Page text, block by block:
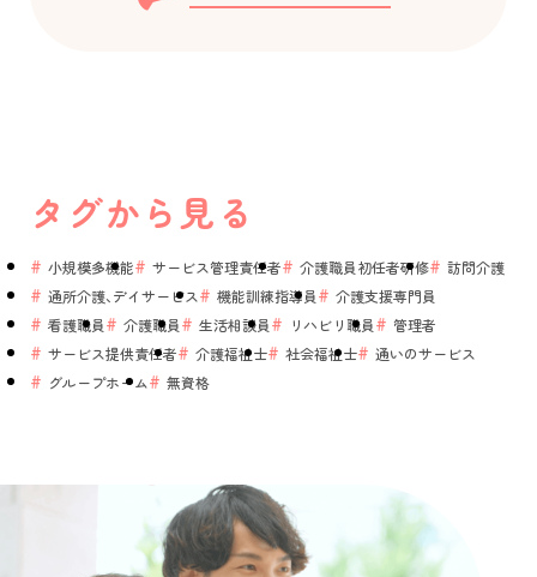
タグから見る
小規模多機能 サービス管理責任者 介護職員初任者研修
訪問介護
通所介護、デイサービス
機能訓練指導員
介護支援専門員
看護職員
介護職員 生活相談員 リハビリ職員
管理者
サービス提供責任者
介護福祉士 社会福祉士
通いのサービス
グループホーム
無資格